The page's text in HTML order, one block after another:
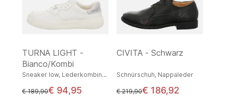
TURNA LIGHT -
Bianco/Kombi
Sneaker low, Lederkombination
statt
€ 189,90€ 94,95
CIVITA - Schwarz
Schnürschuh, Nappaleder
statt
€ 219,90€ 186,92